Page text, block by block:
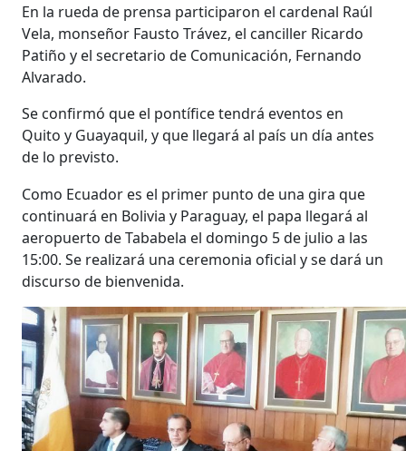
En la rueda de prensa participaron el cardenal Raúl
Vela, monseñor Fausto Trávez, el canciller Ricardo
Patiño y el secretario de Comunicación, Fernando
Alvarado.
Se confirmó que el pontífice tendrá eventos en
Quito y Guayaquil, y que llegará al país un día antes
de lo previsto.
Como Ecuador es el primer punto de una gira que
continuará en Bolivia y Paraguay, el papa llegará al
aeropuerto de Tababela el domingo 5 de julio a las
15:00. Se realizará una ceremonia oficial y se dará un
discurso de bienvenida.